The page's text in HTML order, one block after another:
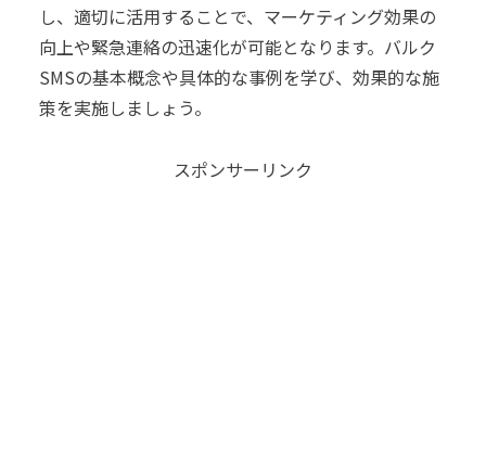
し、適切に活用することで、マーケティング効果の
向上や緊急連絡の迅速化が可能となります。バルク
SMSの基本概念や具体的な事例を学び、効果的な施
策を実施しましょう。
スポンサーリンク